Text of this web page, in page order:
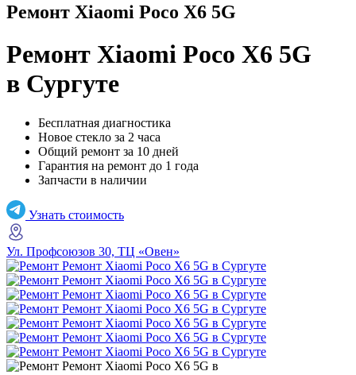
Ремонт Xiaomi Poco X6 5G
Ремонт Xiaomi Poco X6 5G
в Сургуте
Бесплатная диагностика
Новое стекло за 2 часа
Общий ремонт за 10 дней
Гарантия на ремонт до 1 года
Запчасти в наличии
Узнать стоимость
Ул. Профсоюзов 30, ТЦ «Овен»